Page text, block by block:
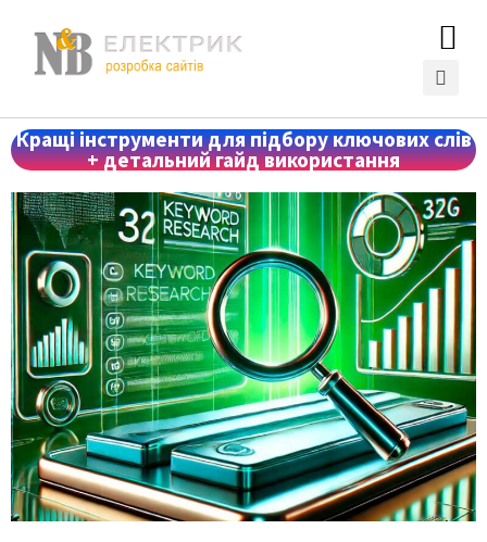
Кращі інструменти для підбору ключових слів
+ детальний гайд використання